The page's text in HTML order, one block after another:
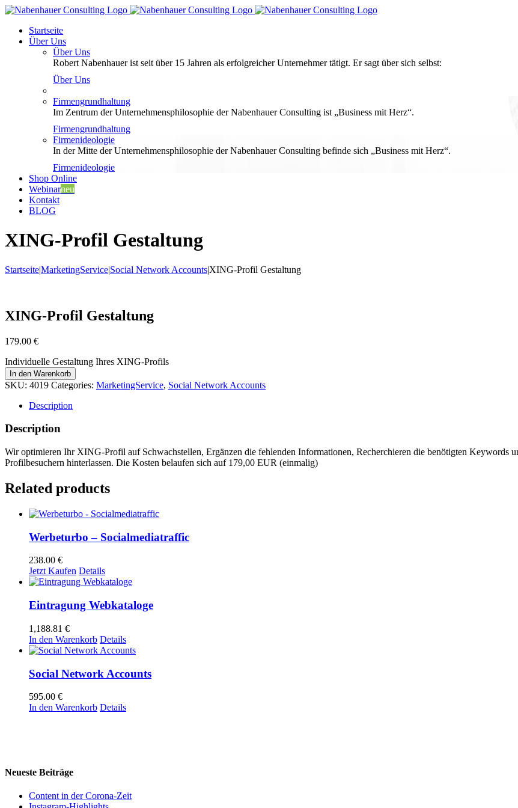
Zum
springenStartseite
Über Uns
Über Uns
Robert Nabenhauer ist seit über 15 Jahren als erfolgreicher Unternehmer tätigt. Er sagt über sich selbst:
Über Uns
Firmengrundhaltung
Im Zentrum der Unternehmensphilosophie der Nabenhauer Consulting ist „Business mit Herz“.
Firmengrundhaltung
Firmenideologie
In der Mitte der Unternehmensphilosophie der Nabenhauer Consulting befinde sich „Business mit Herz“.
Firmenideologie
Shop Online
Webinarneu
Kontakt
BLOG
XING-Profil Gestaltung
Startseite|MarketingService|Social Network Accounts|XING-Profil Gestaltung
XING-Profil Gestaltung
179.00 €
Individuelle Gestaltung Ihres XING-Profils
In den Warenkorb
SKU: 4019 Categories: MarketingService, Social Network Accounts
Description
Description
Wir optimieren Ihr XING-Profil auf Schwachstellen, Ergänzen die fehlenden Informationen, Recherchieren die benötigten Keywords
Profilbesuchern hinterlassen. Die Kosten belaufen sich auf 179,00 EUR (einmalig)
Related products
Werbeturbo – Socialmediatraffic
238.00 €
Jetzt Kaufen Details
Eintragung Webkataloge
1,188.81 €
In den Warenkorb Details
Social Network Accounts
595.00 €
In den Warenkorb Details
Neueste Beiträge
Content in der Corona-Zeit